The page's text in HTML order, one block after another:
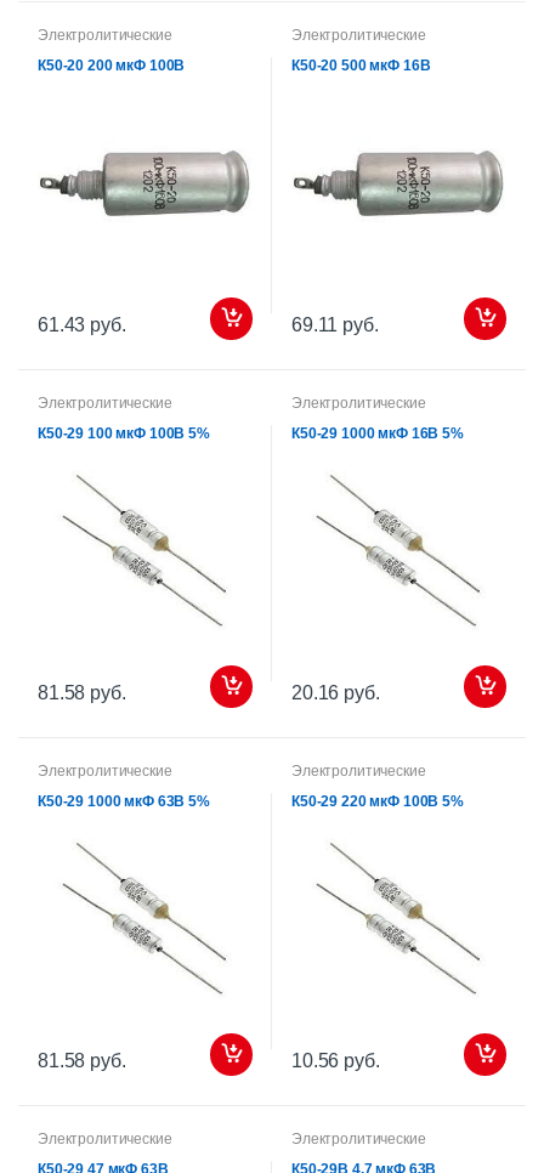
Электролитические
К50-20 200 мкФ 100В
61.43 руб.
Электролитические
К50-20 500 мкФ 16В
69.11 руб.
Электролитические
К50-29 100 мкФ 100В 5%
81.58 руб.
Электролитические
К50-29 1000 мкФ 16В 5%
20.16 руб.
Электролитические
К50-29 1000 мкФ 63В 5%
81.58 руб.
Электролитические
К50-29 220 мкФ 100В 5%
10.56 руб.
Электролитические
К50-29 47 мкФ 63В
Электролитические
К50-29В 4,7 мкФ 63В